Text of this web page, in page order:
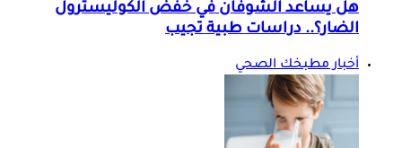
هل يساعد الشوفان في خفض الكوليسترول
الضار؟.. دراسات طبية تجيب
أخبار مطبخك الصحي